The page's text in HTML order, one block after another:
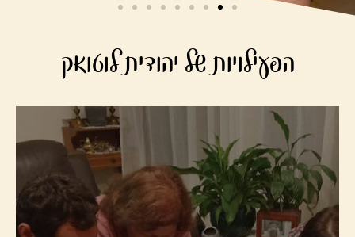
הפעילויות של יהודית לוטואק
סדנאות חוויתיות למבוגרים